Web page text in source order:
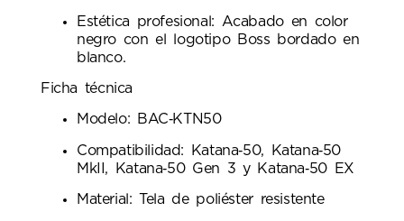
Estética profesional: Acabado en color
negro con el logotipo Boss bordado en
blanco.
Ficha técnica
Modelo: BAC‑KTN50
Compatibilidad: Katana‑50, Katana‑50
MkII, Katana‑50 Gen 3 y Katana‑50 EX
Material: Tela de poliéster resistente